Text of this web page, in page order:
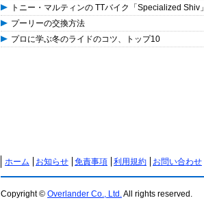
トニー・マルティンの TTバイク「Specialized Shiv」
プーリーの交換方法
プロに学ぶ冬のライドのコツ、トップ10
ホーム お知らせ 免責事項 利用規約 お問い合わせ
Copyright © Overlander Co., Ltd.All rights reserved.